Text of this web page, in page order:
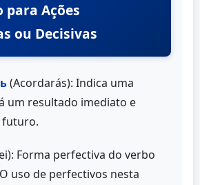
para Ações
ou Decisivas
(Acordarás): Indica uma
um resultado imediato e
futuro.
Forma perfectiva do verbo
uso de perfectivos nesta